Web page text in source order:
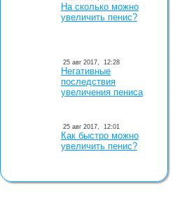
На сколько можно
увеличить пенис?
25 авг 2017, 12:28
Негативные
последствия
увеличения пениса
25 авг 2017, 12:01
Как быстро можно
увеличить пенис?